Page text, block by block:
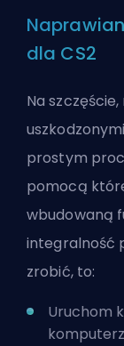
dla CS2
Na
prostym
pomocą
wbudowaną
integralność
zrobić, to:
Uruchom